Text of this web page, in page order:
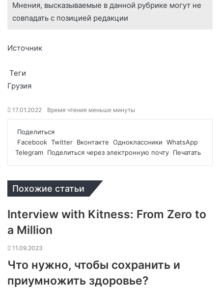
Мнения, высказываемые в данной рубрике могут не
совпадать с позицией редакции
Источник
Теги
Грузия
17.01.2022 Время чтения меньше минуты
Поделиться
Facebook Twitter Вконтакте Одноклассники WhatsApp
Telegram Поделиться через электронную почту Печатать
Похожие статьи
Interview with Kitness: From Zero to
a Million
11.09.2023
Что нужно, чтобы сохранить и
приумножить здоровье?